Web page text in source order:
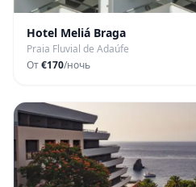
Hotel Meliá Braga
Praia Fluvial de Adaúfe
От€170/ночь